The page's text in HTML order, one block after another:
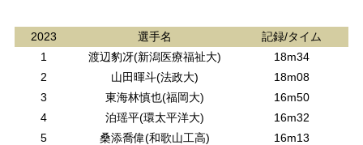
2023 選手名
記録/タイム
1
渡辺豹冴(新潟医療福祉大)
18m34
2
山田暉斗(法政大)
18m08
3
東海林慎也(福岡大)
16m50
4
泊瑶平(環太平洋大)
16m32
5
桑添喬偉(和歌山工高) 16m13